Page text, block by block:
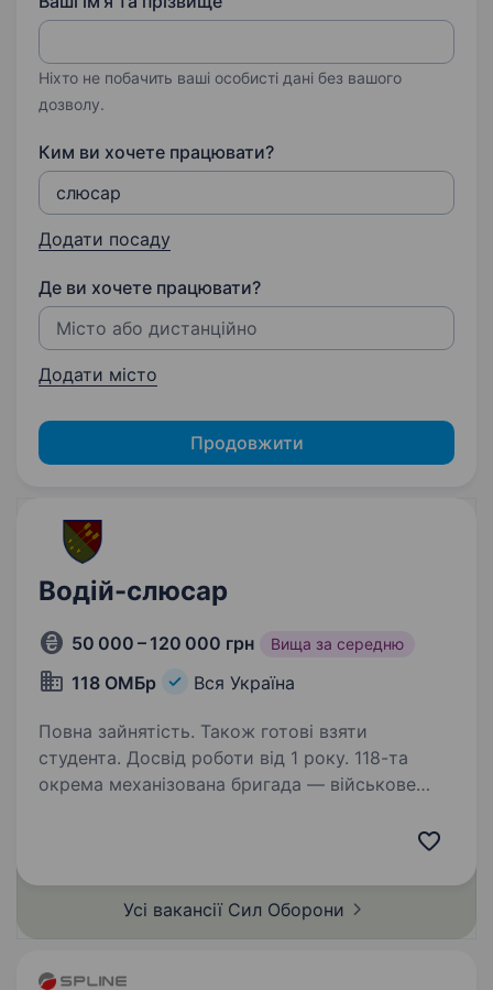
Ніхто не побачить ваші особисті дані без вашого
дозволу.
Ким ви хочете працювати?
Додати посаду
Де ви хочете працювати?
Додати місто
Продовжити
Водій-слюсар
50 000 – 120 000 грн Вища за середню
118 ОМБр Вся Україна
Повна зайнятість. Також готові взяти
студента. Досвід роботи від 1 року. 118-та
окрема механізована бригада — військове
півдні. Обов’язки забезпечення перевезення…
Усі вакансії Сил Оборони